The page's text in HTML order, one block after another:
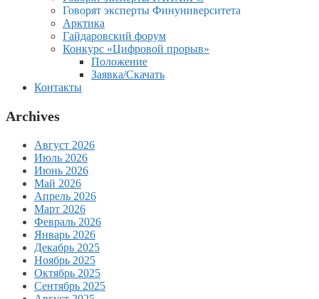
Говорят эксперты Финуниверситета
Арктика
Гайдаровский форум
Конкурс «Цифровой прорыв»
Положение
Заявка/Скачать
Контакты
Archives
Август 2026
Июль 2026
Июнь 2026
Май 2026
Апрель 2026
Март 2026
Февраль 2026
Январь 2026
Декабрь 2025
Ноябрь 2025
Октябрь 2025
Сентябрь 2025